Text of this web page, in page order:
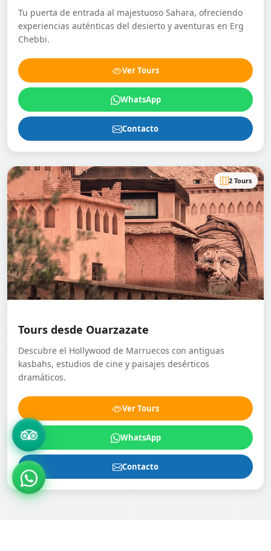
Tu puerta de entrada al majestuoso Sahara, ofreciendo
experiencias auténticas del desierto y aventuras en Erg
Chebbi.
Ver Tours
WhatsApp
Contacto
2 Tours
Tours desde Ouarzazate
Descubre el Hollywood de Marruecos con antiguas
kasbahs, estudios de cine y paisajes desérticos
dramáticos.
Ver Tours
WhatsApp
Contacto